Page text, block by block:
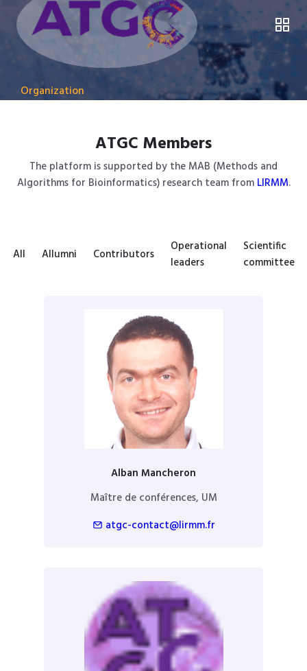
Organization
ATGC Members
The platform is supported by the MAB (Methods and
Algorithms for Bioinformatics) research team from LIRMM.
All Allumni Contributors
Operational
leaders
Scientific
committee
Alban Mancheron
Maître de conférences, UM
atgc-contact@lirmm.fr